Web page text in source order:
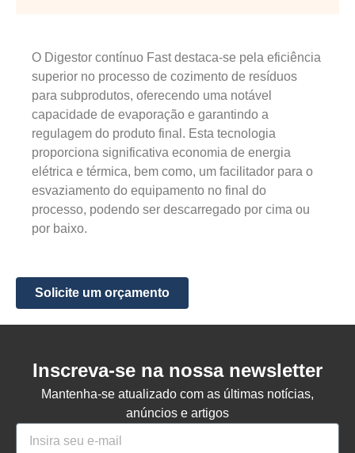
O Digestor contínuo Fast destaca-se pela eficiência
superior no processo de cozimento de resíduos
para subprodutos, oferecendo uma notável
capacidade de evaporação e garantindo a
regulagem do produto final. Esta tecnologia
proporciona significativa economia de energia
elétrica e térmica, bem como, um facilitador para o
esvaziamento do equipamento no final do
processo, podendo ser descarregado por cima ou
por baixo.
Solicite um orçamento
Inscreva-se na nossa newsletter
Mantenha-se atualizado com as últimas notícias,
anúncios e artigos